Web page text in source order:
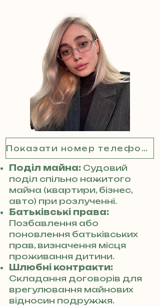
Показати номер телефону
Поділ майна: Судовий
поділ спільно нажитого
майна (квартири, бізнес,
авто) при розлученні.
Батьківські права:
Позбавлення або
поновлення батьківських
прав, визначення місця
проживання дитини.
Шлюбні контракти:
Складання договорів для
врегулювання майнових
відносин подружжя.